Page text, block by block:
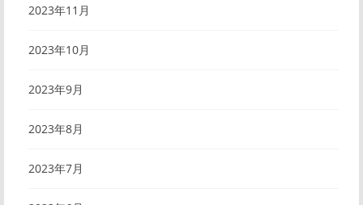
2023年11月
2023年10月
2023年9月
2023年8月
2023年7月